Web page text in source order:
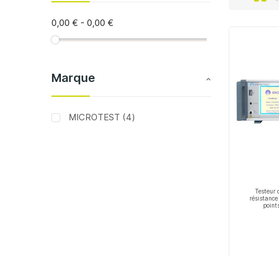
Testeur
0,00 € - 0,00 €
Marque
MICROTEST 4articles